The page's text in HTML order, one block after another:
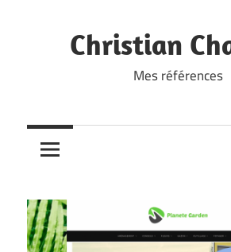
Christian
Mes références